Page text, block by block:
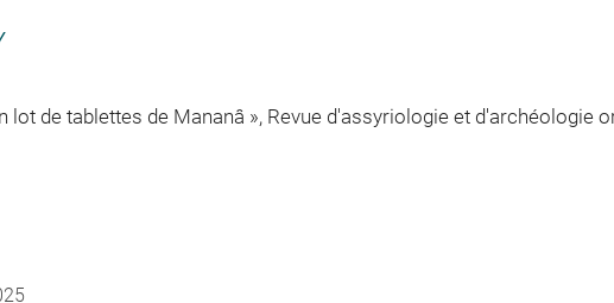
lot de tablettes de Mananâ », Revue d'assyriologie et d'archéologie